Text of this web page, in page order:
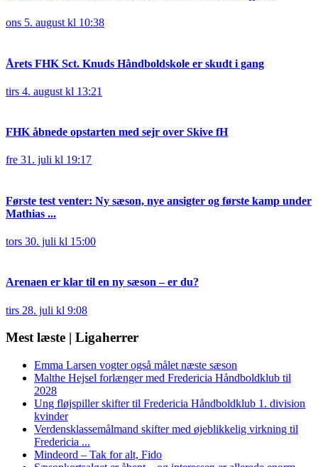
ons 5. august kl 10:38
Årets FHK Sct. Knuds Håndboldskole er skudt i gang
tirs 4. august kl 13:21
FHK åbnede opstarten med sejr over Skive fH
fre 31. juli kl 19:17
Første test venter: Ny sæson, nye ansigter og første kamp under
Mathias ...
tors 30. juli kl 15:00
Arenaen er klar til en ny sæson – er du?
tirs 28. juli kl 9:08
Mest læste | Ligaherrer
Emma Larsen vogter også målet næste sæson
Malthe Hejsel forlænger med Fredericia Håndboldklub til
2028
Ung fløjspiller skifter til Fredericia Håndboldklub 1. division
kvinder
Verdensklassemålmand skifter med øjeblikkelig virkning til
Fredericia ...
Mindeord – Tak for alt, Fido